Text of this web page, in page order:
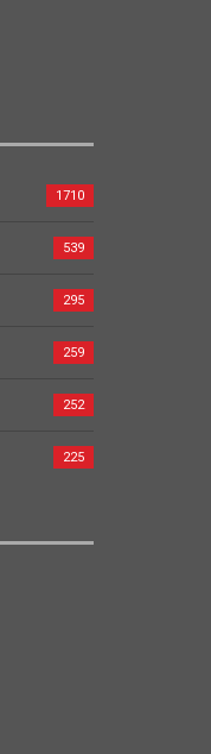
1710
539
295
259
252
225